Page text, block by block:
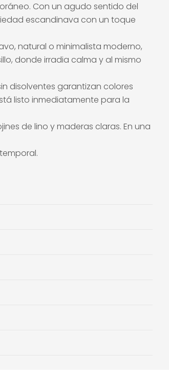
Con un agudo sentido del
escandinava con un toque
natural o minimalista moderno,
donde irradia calma y al mismo
disolventes garantizan colores
listo inmediatamente para la
de lino y maderas claras. En una